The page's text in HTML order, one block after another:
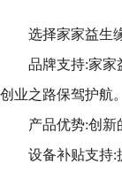
选择家家益生
品牌支持:家家
创业之路保驾护航。
产品优势:创新
设备补贴支持: